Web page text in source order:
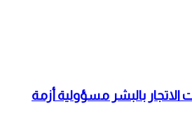
بالبشر مسؤولية أزمة